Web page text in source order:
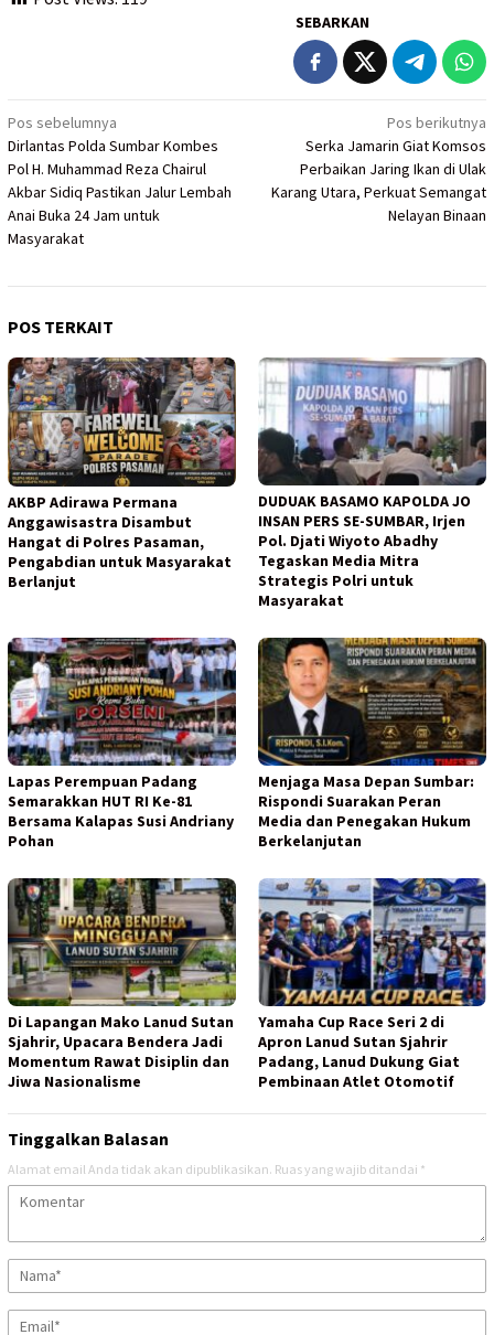
SEBARKAN
Navigasi
pos
Pos sebelumnya
Dirlantas Polda Sumbar Kombes
Pol H. Muhammad Reza Chairul
Akbar Sidiq Pastikan Jalur Lembah
Anai Buka 24 Jam untuk
Masyarakat
Pos berikutnya
Serka Jamarin Giat Komsos
Perbaikan Jaring Ikan di Ulak
Karang Utara, Perkuat Semangat
Nelayan Binaan
POS TERKAIT
AKBP Adirawa Permana
Anggawisastra Disambut
Hangat di Polres Pasaman,
Pengabdian untuk Masyarakat
Berlanjut
DUDUAK BASAMO KAPOLDA JO
INSAN PERS SE-SUMBAR, Irjen
Pol. Djati Wiyoto Abadhy
Tegaskan Media Mitra
Strategis Polri untuk
Masyarakat
Lapas Perempuan Padang
Semarakkan HUT RI Ke-81
Bersama Kalapas Susi Andriany
Pohan
Menjaga Masa Depan Sumbar:
Rispondi Suarakan Peran
Media dan Penegakan Hukum
Berkelanjutan
Di Lapangan Mako Lanud Sutan
Sjahrir, Upacara Bendera Jadi
Momentum Rawat Disiplin dan
Jiwa Nasionalisme
Yamaha Cup Race Seri 2 di
Apron Lanud Sutan Sjahrir
Padang, Lanud Dukung Giat
Pembinaan Atlet Otomotif
Tinggalkan Balasan
Alamat email Anda tidak akan dipublikasikan. Ruas yang wajib ditandai *